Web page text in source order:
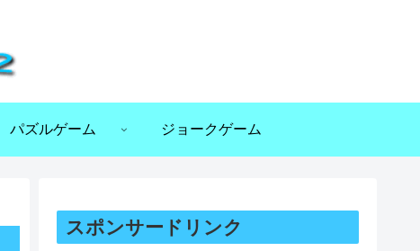
パズルゲーム ジョークゲーム
スポンサードリンク